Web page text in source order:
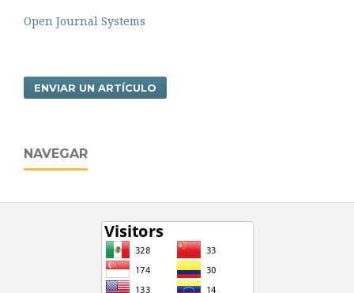
Open Journal Systems
ENVIAR UN ARTÍCULO
NAVEGAR